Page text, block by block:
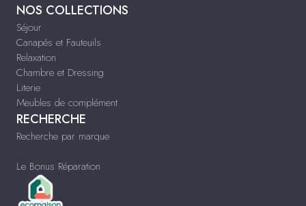
NOS COLLECTIONS
Séjour
Canapés et Fauteuils
Relaxation
Chambre et Dressing
Literie
Meubles de complément
RECHERCHE
Recherche par marque
Le Bonus Réparation